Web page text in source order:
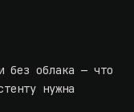
без облака — что
нужна